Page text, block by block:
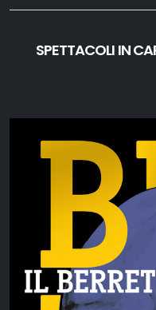
SPETTACOLI IN
WEBSITES